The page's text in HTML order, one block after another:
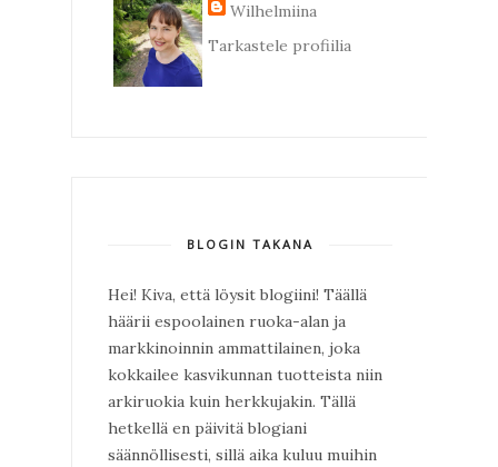
Wilhelmiina
Tarkastele profiilia
BLOGIN TAKANA
Hei! Kiva, että löysit blogiini! Täällä
häärii espoolainen ruoka-alan ja
markkinoinnin ammattilainen, joka
kokkailee kasvikunnan tuotteista niin
arkiruokia kuin herkkujakin. Tällä
hetkellä en päivitä blogiani
säännöllisesti, sillä aika kuluu muihin